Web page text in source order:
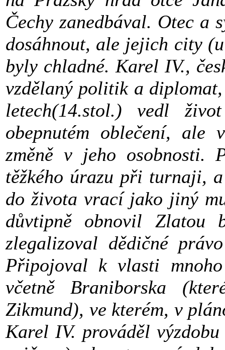
Čechy zanedbával. Otec a
dosáhnout, ale jejich city
byly chladné. Karel IV.,
vzdělaný politik a
letech(14.stol.) vedl
obepnutém oblečení, ale
změně v jeho osobnosti.
těžkého úrazu při turnaji,
do života vrací jako jiný
důvtipně obnovil
zlegalizoval dědičné
Připojoval k vlasti mnoho
včetně Braniborska
Zikmund), ve kterém, v
Karel IV. prováděl